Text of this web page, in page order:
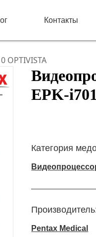
Контакты
OPTIVISTA
EPK-
Категория
Pentax Medical